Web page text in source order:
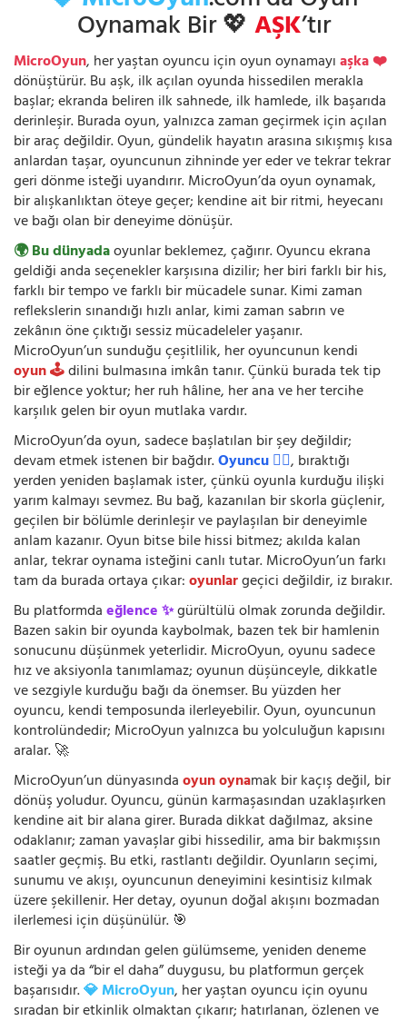
Oynamak Bir 💖AŞK’tır
MicroOyun, her yaştan oyuncu için oyun oynamayıaşka ❤️
dönüştürür. Bu aşk, ilk açılan oyunda hissedilen merakla
başlar; ekranda beliren ilk sahnede, ilk hamlede, ilk başarıda
derinleşir. Burada oyun, yalnızca zaman geçirmek için açılan
bir araç değildir. Oyun, gündelik hayatın arasına sıkışmış kısa
anlardan taşar, oyuncunun zihninde yer eder ve tekrar tekrar
geri dönme isteği uyandırır. MicroOyun’da oyun oynamak,
bir alışkanlıktan öteye geçer; kendine ait bir ritmi, heyecanı
ve bağı olan bir deneyime dönüşür.
🌍 Bu dünyadaoyunlar beklemez, çağırır. Oyuncu ekrana
geldiği anda seçenekler karşısına dizilir; her biri farklı bir his,
farklı bir tempo ve farklı bir mücadele sunar. Kimi zaman
reflekslerin sınandığı hızlı anlar, kimi zaman sabrın ve
zekânın öne çıktığı sessiz mücadeleler yaşanır.
MicroOyun’un sunduğu çeşitlilik, her oyuncunun kendi
oyun 🕹️dilini bulmasına imkân tanır. Çünkü burada tek tip
bir eğlence yoktur; her ruh hâline, her ana ve her tercihe
karşılık gelen bir oyun mutlaka vardır.
MicroOyun’da oyun, sadece başlatılan bir şey değildir;
devam etmek istenen bir bağdır.Oyuncu 🧍‍♂️, bıraktığı
yerden yeniden başlamak ister, çünkü oyunla kurduğu ilişki
yarım kalmayı sevmez. Bu bağ, kazanılan bir skorla güçlenir,
geçilen bir bölümle derinleşir ve paylaşılan bir deneyimle
anlam kazanır. Oyun bitse bile hissi bitmez; akılda kalan
anlar, tekrar oynama isteğini canlı tutar. MicroOyun’un farkı
tam da burada ortaya çıkar:oyunlargeçici değildir, iz bırakır.
Bu platformdaeğlence ✨gürültülü olmak zorunda değildir.
Bazen sakin bir oyunda kaybolmak, bazen tek bir hamlenin
sonucunu düşünmek yeterlidir. MicroOyun, oyunu sadece
hız ve aksiyonla tanımlamaz; oyunun düşünceyle, dikkatle
ve sezgiyle kurduğu bağı da önemser. Bu yüzden her
oyuncu, kendi temposunda ilerleyebilir. Oyun, oyuncunun
kontrolündedir; MicroOyun yalnızca bu yolculuğun kapısını
aralar. 🚀
MicroOyun’un dünyasındaoyun oynamak bir kaçış değil, bir
dönüş yoludur. Oyuncu, günün karmaşasından uzaklaşırken
kendine ait bir alana girer. Burada dikkat dağılmaz, aksine
odaklanır; zaman yavaşlar gibi hissedilir, ama bir bakmışsın
saatler geçmiş. Bu etki, rastlantı değildir. Oyunların seçimi,
sunumu ve akışı, oyuncunun deneyimini kesintisiz kılmak
üzere şekillenir. Her detay, oyunun doğal akışını bozmadan
ilerlemesi için düşünülür. 🎯
Bir oyunun ardından gelen gülümseme, yeniden deneme
isteği ya da “bir el daha” duygusu, bu platformun gerçek
başarısıdır.💎 MicroOyun, her yaştan oyuncu için oyunu
sıradan bir etkinlik olmaktan çıkarır; hatırlanan, özlenen ve